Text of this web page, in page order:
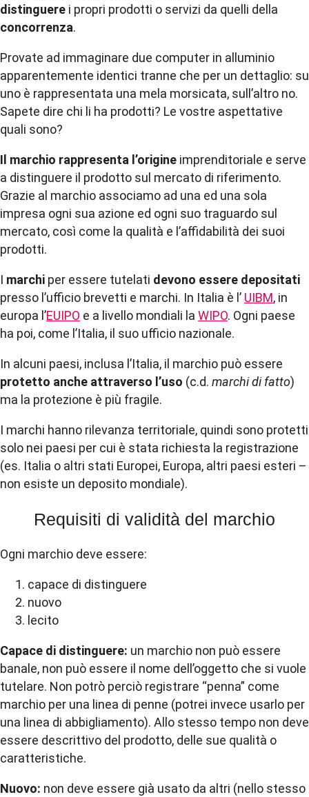
distinguere i propri prodotti o servizi da quelli della
concorrenza.
Provate ad immaginare due computer in alluminio
apparentemente identici tranne che per un dettaglio: su
uno è rappresentata una mela morsicata, sull’altro no.
Sapete dire chi li ha prodotti? Le vostre aspettative
quali sono?
Il marchio rappresenta l’origine imprenditoriale e serve
a distinguere il prodotto sul mercato di riferimento.
Grazie al marchio associamo ad una ed una sola
impresa ogni sua azione ed ogni suo traguardo sul
mercato, così come la qualità e l’affidabilità dei suoi
prodotti.
I marchi per essere tutelati devono essere depositati
presso l’ufficio brevetti e marchi. In Italia è l’ UIBM, in
europa l’EUIPO e a livello mondiali la WIPO. Ogni paese
ha poi, come l’Italia, il suo ufficio nazionale.
In alcuni paesi, inclusa l’Italia, il marchio può essere
protetto anche attraverso l’uso (c.d. marchi di fatto)
ma la protezione è più fragile.
I marchi hanno rilevanza territoriale, quindi sono protetti
solo nei paesi per cui è stata richiesta la registrazione
(es. Italia o altri stati Europei, Europa, altri paesi esteri –
non esiste un deposito mondiale).
Requisiti di validità del marchio
Ogni marchio deve essere:
capace di distinguere
nuovo
lecito
Capace di distinguere: un marchio non può essere
banale, non può essere il nome dell’oggetto che si vuole
tutelare. Non potrò perciò registrare “penna” come
marchio per una linea di penne (potrei invece usarlo per
una linea di abbigliamento). Allo stesso tempo non deve
essere descrittivo del prodotto, delle sue qualità o
caratteristiche.
Nuovo: non deve essere già usato da altri (nello stesso